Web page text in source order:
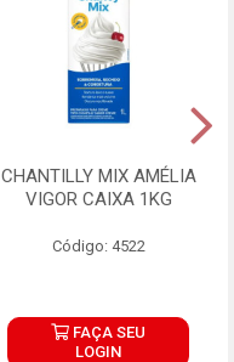
CHANTILLY MIX AMÉLIA
VIGOR CAIXA 1KG
Código: 4522
FAÇA SEU
LOGIN